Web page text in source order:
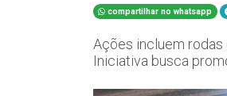
compartilhar no whatsapp
Ações incluem rodas
Iniciativa busca